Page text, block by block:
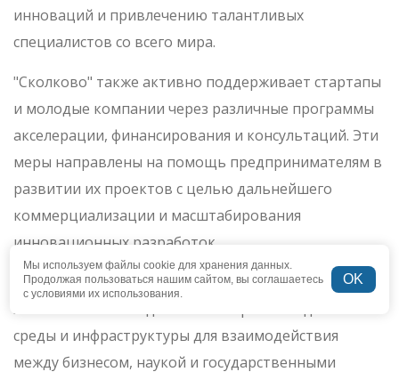
инноваций и привлечению талантливых
специалистов со всего мира.
"Сколково" также активно поддерживает стартапы
и молодые компании через различные программы
акселерации, финансирования и консультаций. Эти
меры направлены на помощь предпринимателям в
развитии их проектов с целью дальнейшего
коммерциализации и масштабирования
инновационных разработок.
Важной составляющей деятельности "Сколково"
является также создание благоприятной деловой
среды и инфраструктуры для взаимодействия
между бизнесом, наукой и государственными
Мы используем файлы cookie для хранения данных.
Продолжая пользоваться нашим сайтом, вы соглашаетесь
с условиями их использования.
OK